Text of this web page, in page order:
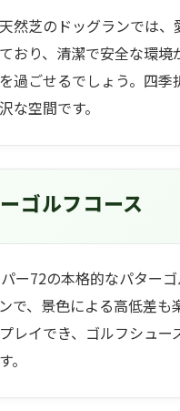
然芝のドッグランでは
おり、清潔で安全な環
過ごせるでしょう。四
な空間です。
ゴルフコース
ー72の本格的なパター
で、景色による高低差も
レイでき、ゴルフシュ
。